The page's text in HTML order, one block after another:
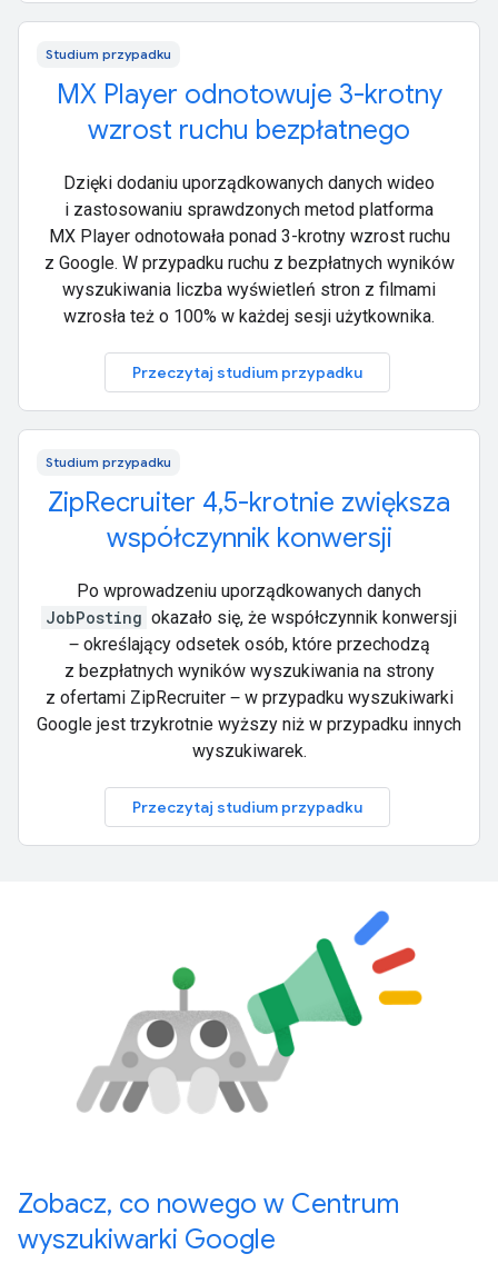
Studium przypadku
MX Player odnotowuje 3-krotny
wzrost ruchu bezpłatnego
Dzięki dodaniu uporządkowanych danych wideo
i zastosowaniu sprawdzonych metod platforma
MX Player odnotowała ponad 3-krotny wzrost ruchu
z Google. W przypadku ruchu z bezpłatnych wyników
wyszukiwania liczba wyświetleń stron z filmami
wzrosła też o 100% w każdej sesji użytkownika.
Przeczytaj studium przypadku
Studium przypadku
ZipRecruiter 4,5-krotnie zwiększa
współczynnik konwersji
Po wprowadzeniu uporządkowanych danych
JobPosting okazało się, że współczynnik konwersji
‒ określający odsetek osób, które przechodzą
z bezpłatnych wyników wyszukiwania na strony
z ofertami ZipRecruiter ‒ w przypadku wyszukiwarki
Google jest trzykrotnie wyższy niż w przypadku innych
wyszukiwarek.
Przeczytaj studium przypadku
Zobacz, co nowego w Centrum
wyszukiwarki Google